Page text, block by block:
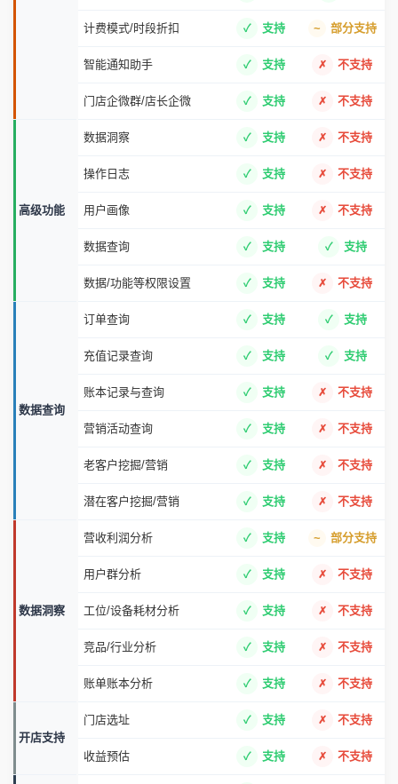
计费模式/时段折扣 支持 部分支持
智能通知助手 支持 不支持
门店企微群/店长企微 支持 不支持
高级功能
数据洞察 支持 不支持
操作日志 支持 不支持
用户画像 支持 不支持
数据查询 支持 支持
数据/功能等权限设置 支持 不支持
数据查询
订单查询 支持 支持
充值记录查询 支持 支持
账本记录与查询 支持 不支持
营销活动查询 支持 不支持
老客户挖掘/营销 支持 不支持
潜在客户挖掘/营销 支持 不支持
数据洞察
营收利润分析 支持 部分支持
用户群分析 支持 不支持
工位/设备耗材分析 支持 不支持
竞品/行业分析 支持 不支持
账单账本分析 支持 不支持
开店支持
门店选址 支持 不支持
收益预估 支持 不支持